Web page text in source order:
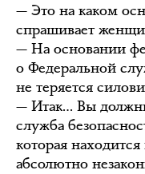
— Это на каком
спрашивает
— На основании
о Федеральной
не теряется
— Итак… Вы
служба
которая
абсолютно